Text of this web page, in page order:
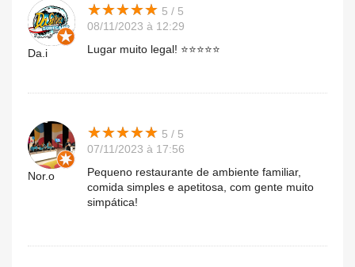
Da.i
★★★★★
★★★★★ 5 / 5
08/11/2023 à 12:29
Lugar muito legal! ⭐️⭐️⭐️⭐️⭐️
Nor.o
★★★★★
★★★★★ 5 / 5
07/11/2023 à 17:56
Pequeno restaurante de ambiente familiar,
comida simples e apetitosa, com gente muito
simpática!